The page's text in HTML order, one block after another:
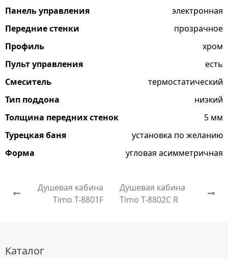
Панель управления
электронная
Передние стенки
прозрачное
Профиль
хром
Пульт управления
есть
Смеситель
термостатический
Тип поддона
низкий
Толщина передних стенок
5 мм
Турецкая баня
установка по желанию
Форма
угловая асимметричная
Душевая кабина
Timo T-8801F
Душевая кабина
Timo T-8802C R
Каталог